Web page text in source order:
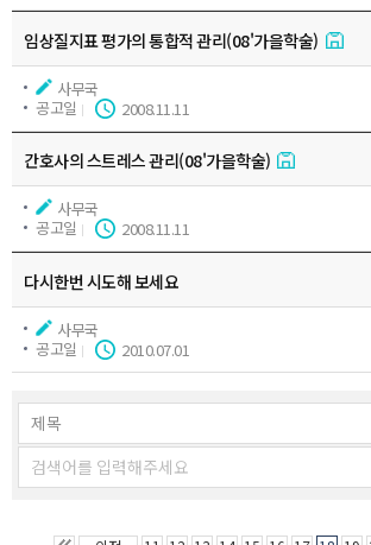
임상질지표 평가의 통합적 관리(08'가을학술)
사무국
공고일
2008.11.11
간호사의 스트레스 관리(08'가을학술)
사무국
공고일
2008.11.11
다시한번 시도해 보세요
사무국
공고일
2010.07.01